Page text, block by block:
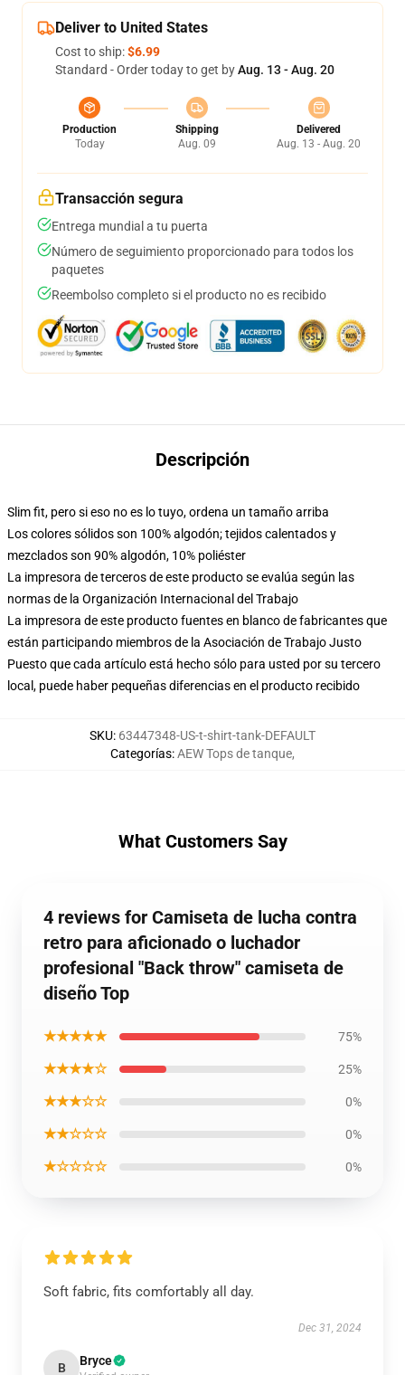
Deliver to United States
Cost to ship:$6.99
Standard - Order today to get byAug. 13 - Aug. 20
Production
Today
Shipping
Aug. 09
Delivered
Aug. 13 - Aug. 20
Transacción segura
Entrega mundial a tu puerta
Número de seguimiento proporcionado para todos los
paquetes
Reembolso completo si el producto no es recibido
Descripción
Slim fit, pero si eso no es lo tuyo, ordena un tamaño arriba
Los colores sólidos son 100% algodón; tejidos calentados y
mezclados son 90% algodón, 10% poliéster
La impresora de terceros de este producto se evalúa según las
normas de la Organización Internacional del Trabajo
La impresora de este producto fuentes en blanco de fabricantes que
están participando miembros de la Asociación de Trabajo Justo
Puesto que cada artículo está hecho sólo para usted por su tercero
local, puede haber pequeñas diferencias en el producto recibido
SKU: 63447348-US-t-shirt-tank-DEFAULT
Categorías:AEW Tops de tanque,
What Customers Say
4 reviews for Camiseta de lucha contra
retro para aficionado o luchador
profesional "Back throw" camiseta de
diseño Top
★★★★★ 75%
★★★★☆ 25%
★★★☆☆ 0%
★★☆☆☆ 0%
★☆☆☆☆ 0%
Soft fabric, fits comfortably all day.
Dec 31, 2024
B Bryce